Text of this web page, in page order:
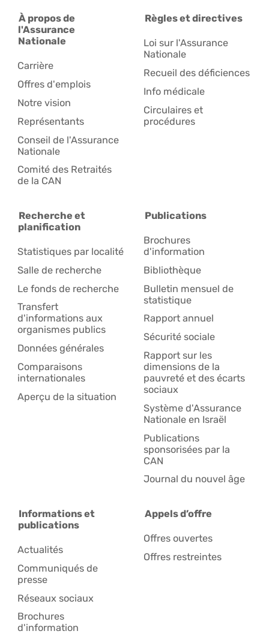
À propos de
l'Assurance
Nationale
Carrière
Offres d'emplois
Notre vision
Représentants
Conseil de l'Assurance
Nationale
Comité des Retraités
de la CAN
Règles et directives
Loi sur l'Assurance
Nationale
Recueil des déficiences
Info médicale
Circulaires et
procédures
Recherche et
planification
Statistiques par localité
Salle de recherche
Le fonds de recherche
Transfert
d'informations aux
organismes publics
Données générales
Comparaisons
internationales
Aperçu de la situation
Publications
Brochures
d'information
Bibliothèque
Bulletin mensuel de
statistique
Rapport annuel
Sécurité sociale
Rapport sur les
dimensions de la
pauvreté et des écarts
sociaux
Système d'Assurance
Nationale en Israël
Publications
sponsorisées par la
CAN
Journal du nouvel âge
Informations et
publications
Actualités
Communiqués de
presse
Réseaux sociaux
Brochures
d'information
Appels d’offre
Offres ouvertes
Offres restreintes